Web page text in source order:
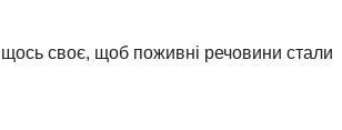
своє, щоб поживні речовини стали